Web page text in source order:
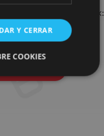
planak eta iradokizunak:
agendaren ekitaldi
Y CERRAR
COOKIES